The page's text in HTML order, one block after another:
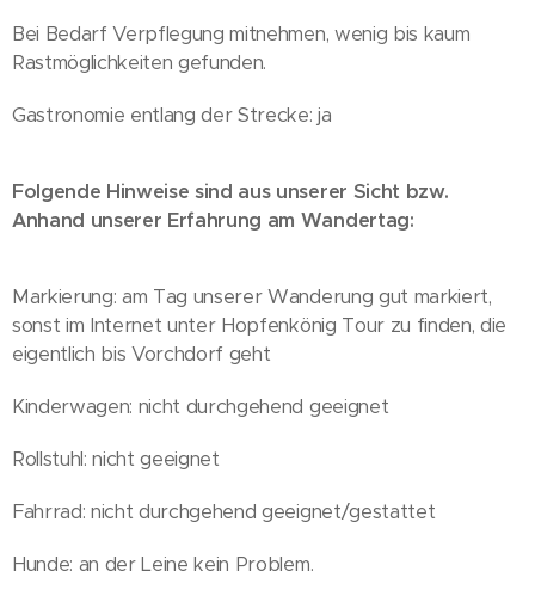
Bei Bedarf Verpflegung mitnehmen, wenig bis kaum
Rastmöglichkeiten gefunden.
Gastronomie entlang der Strecke: ja
Folgende Hinweise sind aus unserer Sicht bzw.
Anhand unserer Erfahrung am Wandertag:
Markierung: am Tag unserer Wanderung gut markiert,
sonst im Internet unter Hopfenkönig Tour zu finden, die
eigentlich bis Vorchdorf geht
Kinderwagen: nicht durchgehend geeignet
Rollstuhl: nicht geeignet
Fahrrad: nicht durchgehend geeignet/gestattet
Hunde: an der Leine kein Problem.